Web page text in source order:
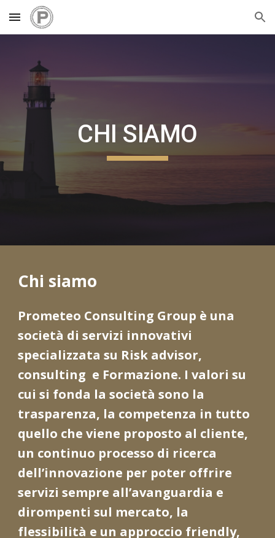
Skip to main content Skip to navigation
CHI SIAMO
Chi siamo
Prometeo Consulting Group è una
società di servizi innovativi
specializzata su Risk advisor,
consulting e Formazione. I valori su
cui si fonda la società sono la
trasparenza, la competenza in tutto
quello che viene proposto al cliente,
un continuo processo di ricerca
dell’innovazione per poter offrire
servizi sempre all’avanguardia e
dirompenti sul mercato, la
flessibilità e un approccio friendly,